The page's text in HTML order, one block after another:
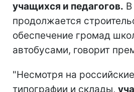
учащихся и педагогов. В
продолжается
обеспечение громад
автобусами, говорит
"Несмотря на
типографии и склады,